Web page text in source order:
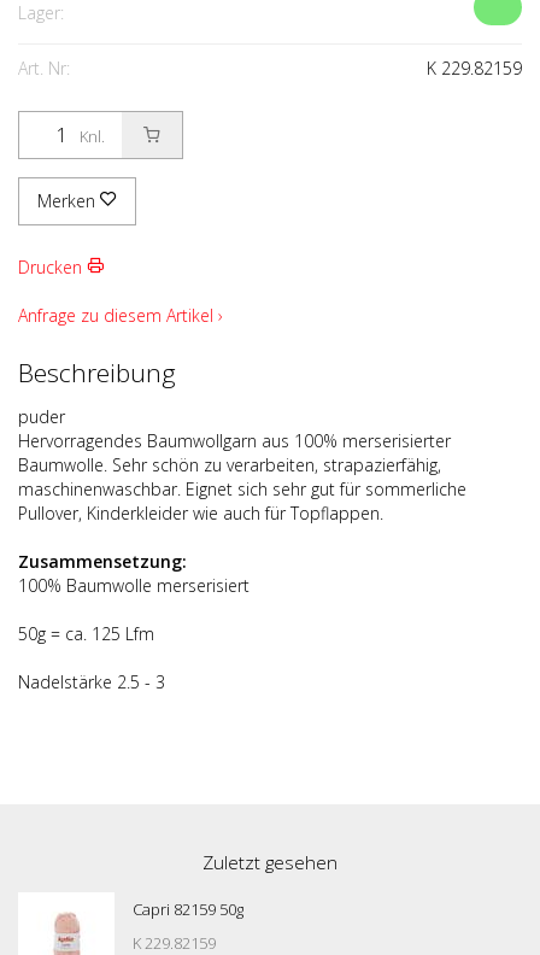
Lager:
Art. Nr: K 229.82159
Knl.
Merken
Drucken
Anfrage zu diesem Artikel ›
Beschreibung
puder
Hervorragendes Baumwollgarn aus 100% merserisierter
Baumwolle. Sehr schön zu verarbeiten, strapazierfähig,
maschinenwaschbar. Eignet sich sehr gut für sommerliche
Pullover, Kinderkleider wie auch für Topflappen.
Zusammensetzung:
100% Baumwolle merserisiert
50g = ca. 125 Lfm
Nadelstärke 2.5 - 3
Zuletzt gesehen
Capri 82159 50g
K 229.82159